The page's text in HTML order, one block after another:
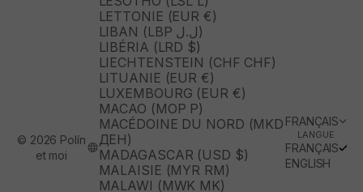
LETTONIE (EUR €)
LIBAN (LBP ل.ل)
LIBÉRIA (LRD $)
LIECHTENSTEIN (CHF CHF)
LITUANIE (EUR €)
LUXEMBOURG (EUR €)
MACAO (MOP P)
MACÉDOINE DU NORD (MKD
ДЕН)
MADAGASCAR (USD $)
MALAISIE (MYR RM)
MALAWI (MWK MK)
FRANÇAIS
LANGUE
FRANÇAIS
ENGLISH
© 2026 Polín
et moi